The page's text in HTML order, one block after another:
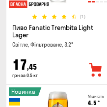
(1)
Пиво Fanatic Trembita Light
Lager
Світле, Фільтроване, 3.2°
17,45
грн за 0.5 кг
Міцність
4.5 °
Новинка